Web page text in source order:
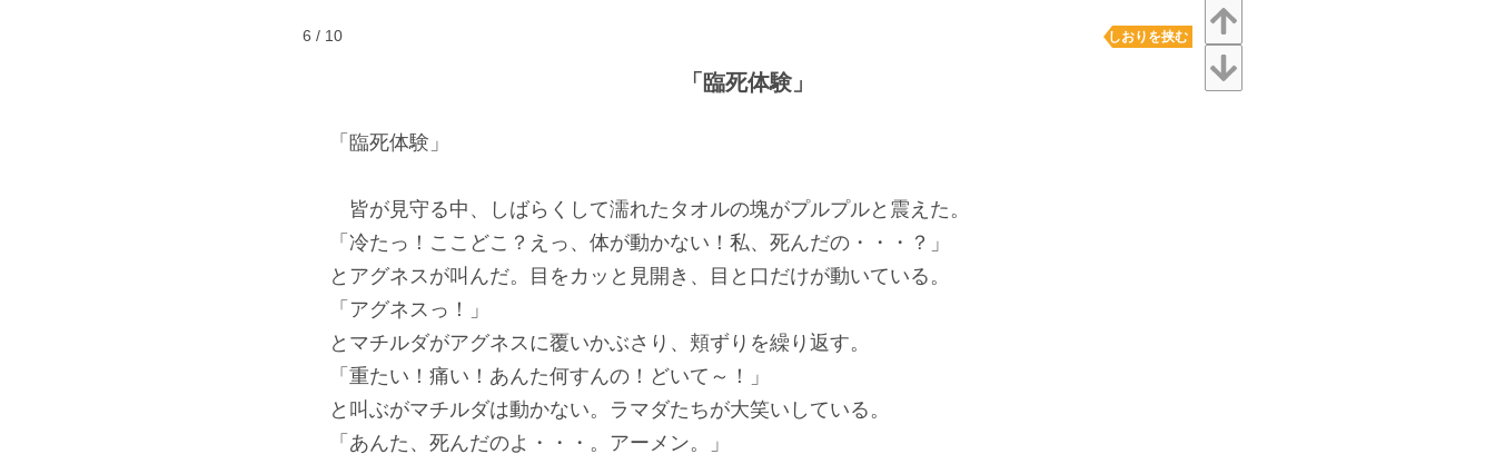
6 / 10 しおりを挟む
「臨死体験」
「臨死体験」
皆が見守る中、しばらくして濡れたタオルの塊がプルプルと震えた。
「冷たっ！ここどこ？えっ、体が動かない！私、死んだの・・・？」
とアグネスが叫んだ。目をカッと見開き、目と口だけが動いている。
「アグネスっ！」
とマチルダがアグネスに覆いかぶさり、頬ずりを繰り返す。
「重たい！痛い！あんた何すんの！どいて～！」
と叫ぶがマチルダは動かない。ラマダたちが大笑いしている。
「あんた、死んだのよ・・・。アーメン。」